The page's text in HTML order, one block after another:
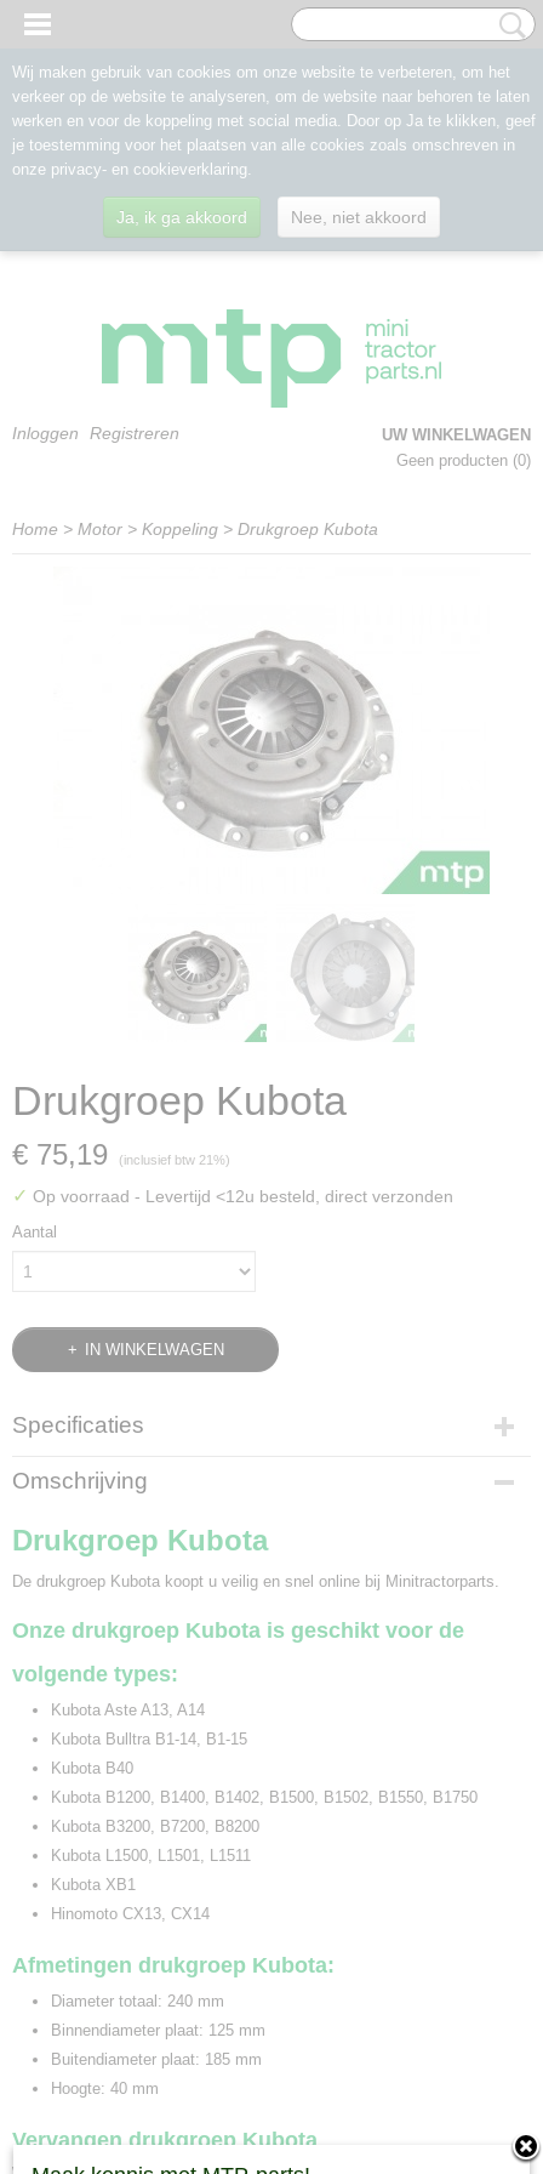
Inloggen Registreren
UW WINKELWAGEN
Geen producten (0)
Home > Motor > Koppeling > Drukgroep Kubota
Drukgroep Kubota
€ 75,19 (inclusief btw 21%)
✓ Op voorraad - Levertijd <12u besteld, direct verzonden
Aantal
IN WINKELWAGEN
Specificaties
Bruto gewicht
3,20 Kg
Omschrijving
Drukgroep Kubota
De drukgroep Kubota koopt u veilig en snel online bij Minitractorparts.
Onze drukgroep Kubota is geschikt voor de
volgende types:
Kubota Aste A13, A14
Kubota Bulltra B1-14, B1-15
Kubota B40
Kubota B1200, B1400, B1402, B1500, B1502, B1550, B1750
Kubota B3200, B7200, B8200
Kubota L1500, L1501, L1511
Kubota XB1
Hinomoto CX13, CX14
Afmetingen drukgroep Kubota:
Diameter totaal: 240 mm
Binnendiameter plaat: 125 mm
Buitendiameter plaat: 185 mm
Hoogte: 40 mm
Vervangen drukgroep Kubota
Wij maken gebruik van cookies om onze website te verbeteren, om het
verkeer op de website te analyseren, om de website naar behoren te laten
werken en voor de koppeling met social media. Door op Ja te klikken, geef
je toestemming voor het plaatsen van alle cookies zoals omschreven in
onze privacy- en cookieverklaring.
Ja, ik ga akkoord Nee, niet akkoord